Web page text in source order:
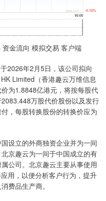
金流向 模拟交易 客户端
年2月5日，该公司拟向
Limited（香港趣云万维信息
为1.8848亿港元，将按每股代
万股代价股份以及发行
，每股转换股份的转换价应为
设立的外商独资企业并为一间
京趣云为一间于中国成立的有
公司。北京趣云主要从事使用
用，以便分析客户行为，提升
费品生产商。